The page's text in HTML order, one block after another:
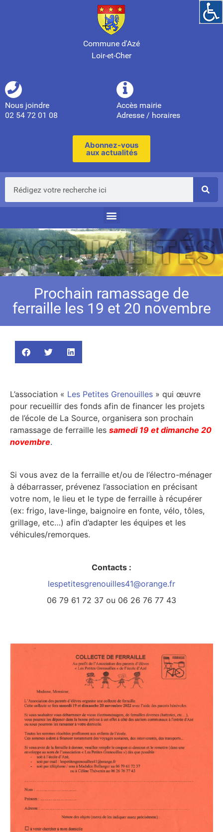
Commune d'Azé
Loir-et-Cher
Nous joindre
02 54 72 01 08
Accès mairie
Adresse / horaires
Abonnez-vous
aux actualités
Prochain ramassage de
ferraille les 19 et 20 novembre
L’association « Les Petites Grenouilles » qui œuvre
pour recueillir des fonds afin de financer les projets
de l’école de La Source, organisera son prochain
ramassage de ferraille les samedi 19 et dimanche 20
novembre.
Si vous avez de la ferraille et/ou de l’électro-ménager
à débarrasser, prévenez l’association en précisant
votre nom, le lieu et le type de ferraille à récupérer
(ex: frigo, lave-linge, baignoire en fonte, vélo, tôles,
grillage, etc…) afin d’adapter les équipes et les
véhicules/remorques.
Contacts :
lespetitesgrenouilles41@orange.fr
06 79 61 72 37 ou 06 26 76 77 43